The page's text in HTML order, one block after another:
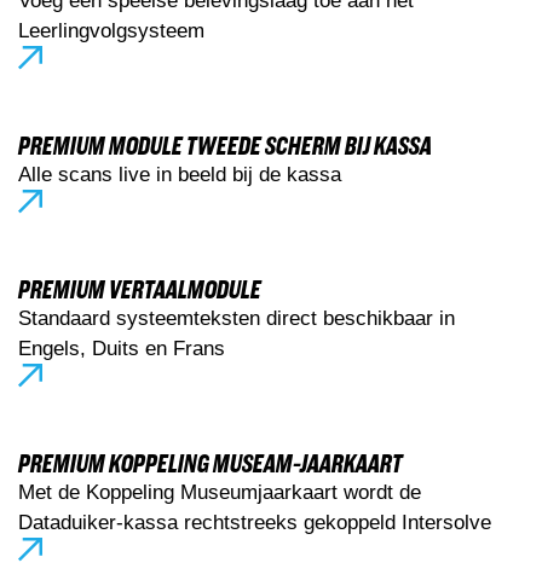
Leerlingvolgsysteem
PREMIUM MODULE TWEEDE SCHERM BIJ KASSA
Alle scans live in beeld bij de kassa
PREMIUM VERTAALMODULE
Standaard systeemteksten direct beschikbaar in
Engels, Duits en Frans
PREMIUM KOPPELING MUSEAM-JAARKAART
Met de Koppeling Museumjaarkaart wordt de
Dataduiker-kassa rechtstreeks gekoppeld Intersolve